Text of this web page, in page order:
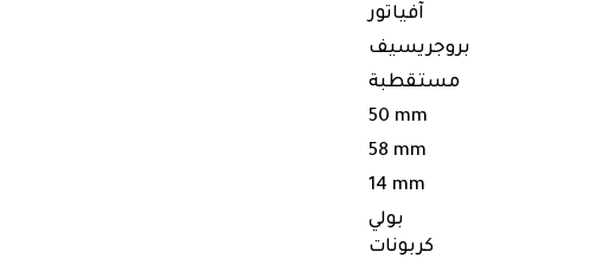
آفياتور
بروجريسيف
مستقطبة
50 mm
58 mm
14 mm
بولي
كربونات